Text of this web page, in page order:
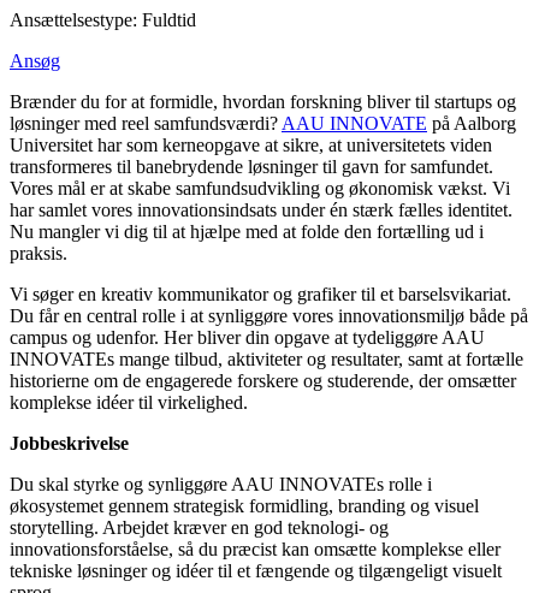
Ansættelsestype: Fuldtid
Ansøg
Brænder du for at formidle, hvordan forskning bliver til startups og
løsninger med reel samfundsværdi? AAU INNOVATE på Aalborg
Universitet har som kerneopgave at sikre, at universitetets viden
transformeres til banebrydende løsninger til gavn for samfundet.
Vores mål er at skabe samfundsudvikling og økonomisk vækst. Vi
har samlet vores innovationsindsats under én stærk fælles identitet.
Nu mangler vi dig til at hjælpe med at folde den fortælling ud i
praksis.
Vi søger en kreativ kommunikator og grafiker til et barselsvikariat.
Du får en central rolle i at synliggøre vores innovationsmiljø både på
campus og udenfor. Her bliver din opgave at tydeliggøre AAU
INNOVATEs mange tilbud, aktiviteter og resultater, samt at fortælle
historierne om de engagerede forskere og studerende, der omsætter
komplekse idéer til virkelighed.
Jobbeskrivelse
Du skal styrke og synliggøre AAU INNOVATEs rolle i
økosystemet gennem strategisk formidling, branding og visuel
storytelling. Arbejdet kræver en god teknologi- og
innovationsforståelse, så du præcist kan omsætte komplekse eller
tekniske løsninger og idéer til et fængende og tilgængeligt visuelt